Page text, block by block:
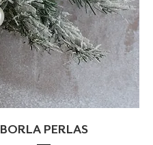
BORLA PERLAS